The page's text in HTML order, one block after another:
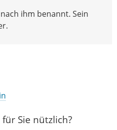
ihm benannt. Sein
Sie nützlich?